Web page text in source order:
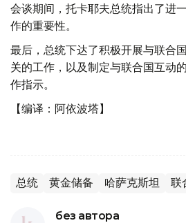
会谈期间，托卡耶夫总统指出了进
作的重要性。
最后，总统下达了积极开展与联合
关的工作，以及制定与联合国互动
作指示。
【编译：阿依波塔】
总统 黄金储备 哈萨克斯坦 联
без автора